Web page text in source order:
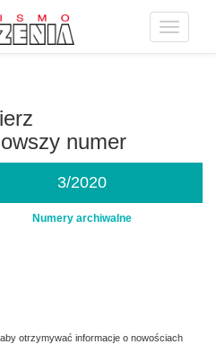
Toggle
numer
3/2020
Numery archiwalne
otrzymywać informacje o nowościach